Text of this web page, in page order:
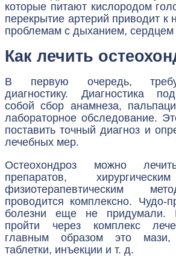
которые питают кислородом
перекрытие артерий приводит к
проблемам с дыханием, сердцем
Как лечить
В первую очередь,
диагностику. Диагностика
собой сбор анамнеза,
лабораторное обследование.
поставить точный диагноз и
лечебных мер.
Остеохондроз можно
препаратов,
физиотерапевтическим
проводится комплексно. Чудо-
болезни еще не придумали.
пройти через комплекс
главным образом это мази,
таблетки, инъекции и т. д.